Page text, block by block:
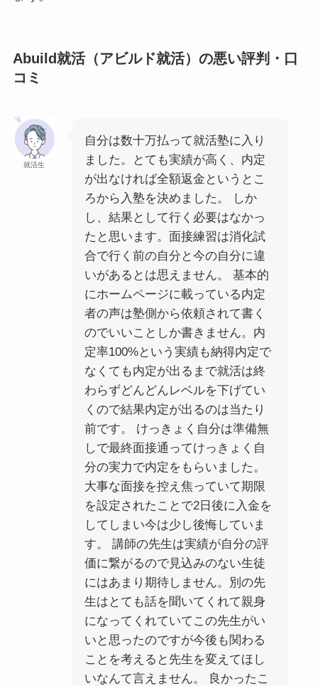
Abuild就活（アビルド就活）の悪い評判・口
コミ
就活生
自分は数十万払って就活塾に入り
ました。とても実績が高く、内定
が出なければ全額返金というとこ
ろから入塾を決めました。 しか
し、結果として行く必要はなかっ
たと思います。面接練習は消化試
合で行く前の自分と今の自分に違
いがあるとは思えません。 基本的
にホームページに載っている内定
者の声は塾側から依頼されて書く
のでいいことしか書きません。内
定率100%という実績も納得内定で
なくても内定が出るまで就活は終
わらずどんどんレベルを下げてい
くので結果内定が出るのは当たり
前です。 けっきょく自分は準備無
しで最終面接通ってけっきょく自
分の実力で内定をもらいました。
大事な面接を控え焦っていて期限
を設定されたことで2日後に入金を
してしまい今は少し後悔していま
す。 講師の先生は実績が自分の評
価に繋がるので見込みのない生徒
にはあまり期待しません。別の先
生はとても話を聞いてくれて親身
になってくれていてこの先生がい
いと思ったのですが今後も関わる
ことを考えると先生を変えてほし
いなんて言えません。 良かったこ